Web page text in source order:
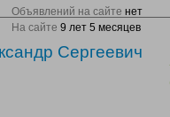
Объявлений на сайте нет
На сайте 9 лет 5 месяцев